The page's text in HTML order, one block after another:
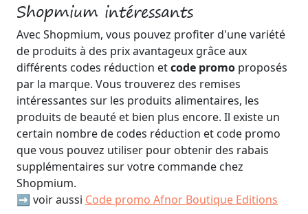
Shopmium intéressants
Avec Shopmium, vous pouvez profiter d'une variété
de produits à des prix avantageux grâce aux
différents codes réduction etcode promo proposés
par la marque. Vous trouverez des remises
intéressantes sur les produits alimentaires, les
produits de beauté et bien plus encore. Il existe un
certain nombre de codes réduction et code promo
que vous pouvez utiliser pour obtenir des rabais
supplémentaires sur votre commande chez
Shopmium.
➡️ voir aussi Code promo Afnor Boutique Editions